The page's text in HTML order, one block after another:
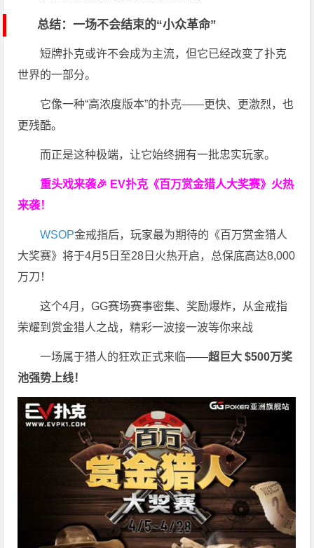
总结：一场不会结束的“小众革命”
短牌扑克或许不会成为主流，但它已经改变了扑克
世界的一部分。
它像一种“高浓度版本”的扑克——更快、更激烈，也
更残酷。
而正是这种极端，让它始终拥有一批忠实玩家。
重头戏来袭🎉 EV扑克 《百万赏金猎人大奖赛》 火热
来袭！
WSOP金戒指后，玩家最为期待的《百万赏金猎人
大奖赛》将于4月5日至28日火热开启，总保底高达8,000
万刀！
这个4月，GG赛场赛事密集、奖励爆炸，从金戒指
荣耀到赏金猎人之战，精彩一波接一波等你来战
一场属于猎人的狂欢正式来临——超巨大 $500万奖
池强势上线！